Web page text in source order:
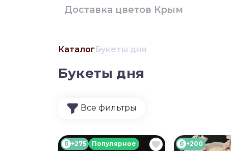
Доставка цветов Крым
КаталогБукеты дня
Букеты дня
Все фильтры
б +275 Популярное б +200